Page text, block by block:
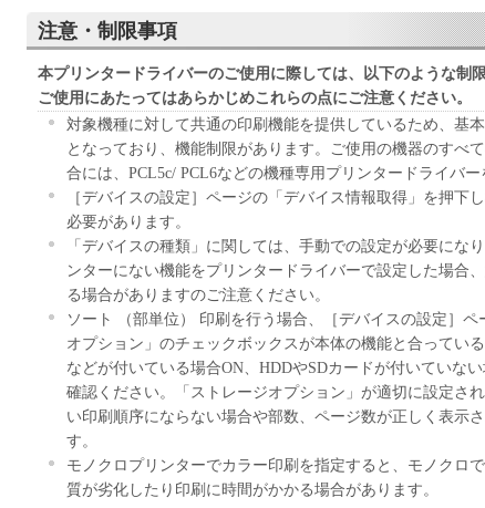
RESTRICTIONS DESCRIBED IN THIS AGREEMENT BEFORE
SOFTWARE. BY CLICKING THE BUTTON INDICATING YOUR
STATED BELOW OR INSTALLING THE SOFTWARE, YOU
BOUND BY THE TERMS AND CONDITIONS OF THIS
NOT AGREE TO THE FOLLOWING TERMS AND
AGREEMENT, DO NOT USE THE SOFTWARE.
1. GRANT OF LICENSE
Canon grants you a personal, limited and non-exclusive license to
herein shall include storing, loading, installing, accessing, executing
SOFTWARE solely for the use with Products only on computers
connected to the Products (the "Designated Computer").
You may allow other users of other computers connected to your
use the SOFTWARE, provided that you must assure that all such
terms of this Agreement and shall be subject to restrictions and
hereunder.
You may make one copy of the SOFTWARE solely for a back-up
2. RESTRICTIONS
You shall not use the SOFTWARE except as expressly granted or
注意・制限事項
本プリンタードライバーのご使用に際しては、以下のような制
ご使用にあたってはあらかじめこれらの点にご注意ください。
対象機種に対して共通の印刷機能を提供しているため、基
となっており、機能制限があります。ご使用の機器のすべ
合には、PCL5c/ PCL6などの機種専用プリンタードライバー
［デバイスの設定］ページの「デバイス情報取得」を押下
必要があります。
「デバイスの種類」に関しては、手動での設定が必要にな
ンターにない機能をプリンタードライバーで設定した場合
る場合がありますのご注意ください。
ソート （部単位） 印刷を行う場合、［デバイスの設定］ペ
オプション」のチェックボックスが本体の機能と合ってい
などが付いている場合ON、HDDやSDカードが付いていな
確認ください。「ストレージオプション」が適切に設定さ
い印刷順序にならない場合や部数、ページ数が正しく表示
す。
モノクロプリンターでカラー印刷を指定すると、モノクロ
質が劣化したり印刷に時間がかかる場合があります。